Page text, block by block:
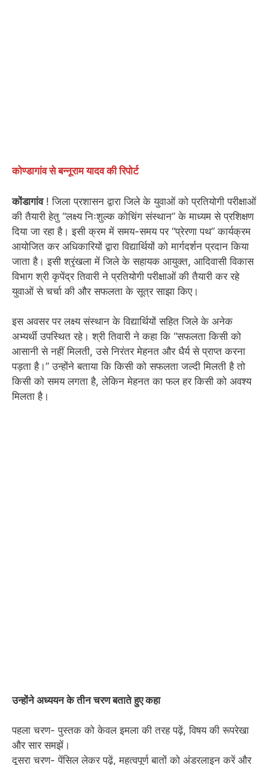
कोण्डागांव से बन्नूराम यादव की रिपोर्ट
कोंडागांव! जिला प्रशासन द्वारा जिले के युवाओं को प्रतियोगी परीक्षाओं
की तैयारी हेतु “लक्ष्य निःशुल्क कोचिंग संस्थान” के माध्यम से प्रशिक्षण
दिया जा रहा है। इसी क्रम में समय-समय पर “प्रेरणा पथ” कार्यक्रम
आयोजित कर अधिकारियों द्वारा विद्यार्थियों को मार्गदर्शन प्रदान किया
जाता है। इसी श्रृंखला में जिले के सहायक आयुक्त, आदिवासी विकास
विभाग श्री कृपेंद्र तिवारी ने प्रतियोगी परीक्षाओं की तैयारी कर रहे
युवाओं से चर्चा की और सफलता के सूत्र साझा किए।
इस अवसर पर लक्ष्य संस्थान के विद्यार्थियों सहित जिले के अनेक
अभ्यर्थी उपस्थित रहे। श्री तिवारी ने कहा कि “सफलता किसी को
आसानी से नहीं मिलती, उसे निरंतर मेहनत और धैर्य से प्राप्त करना
पड़ता है।” उन्होंने बताया कि किसी को सफलता जल्दी मिलती है तो
किसी को समय लगता है, लेकिन मेहनत का फल हर किसी को अवश्य
मिलता है।
उन्होंने अध्ययन के तीन चरण बताते हुए कहा
पहला चरण- पुस्तक को केवल इमला की तरह पढ़ें, विषय की रूपरेखा
और सार समझें।
दूसरा चरण- पेंसिल लेकर पढ़ें, महत्वपूर्ण बातों को अंडरलाइन करें और